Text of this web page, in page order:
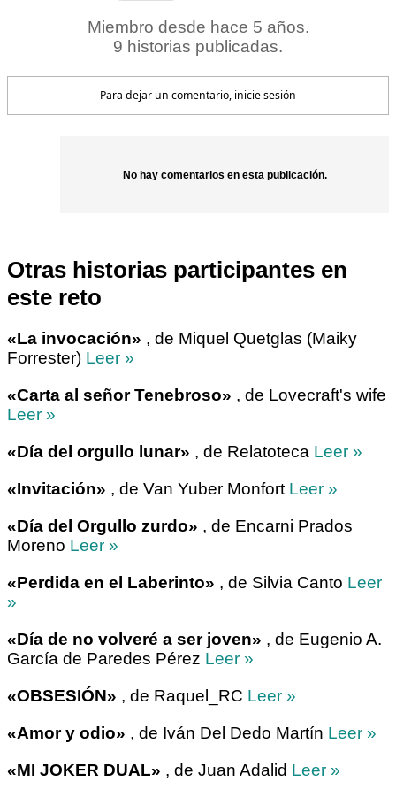
Miembro desde hace 5 años.
9 historias publicadas.
Para dejar un comentario, inicie sesión
No hay comentarios en esta publicación.
Otras historias participantes en
este reto
«La invocación» , de Miquel Quetglas (Maiky
Forrester) Leer »
«Carta al señor Tenebroso» , de Lovecraft's wife
Leer »
«Día del orgullo lunar» , de Relatoteca Leer »
«Invitación» , de Van Yuber Monfort Leer »
«Día del Orgullo zurdo» , de Encarni Prados
Moreno Leer »
«Perdida en el Laberinto» , de Silvia Canto Leer
»
«Día de no volveré a ser joven» , de Eugenio A.
García de Paredes Pérez Leer »
«OBSESIÓN» , de Raquel_RC Leer »
«Amor y odio» , de Iván Del Dedo Martín Leer »
«MI JOKER DUAL» , de Juan Adalid Leer »